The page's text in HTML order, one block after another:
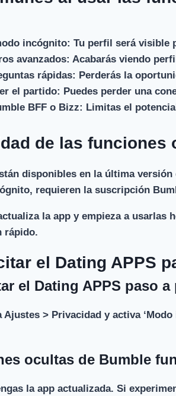
incógnito: Tu perfil será visible
avanzados: Acabarás viendo
rápidas: Perderás la
el partido: Puedes perder una
BFF o Bizz: Limitas el
de las funciones
disponibles en la última
requieren la suscripción
la app y empieza a usarlas
rápido.
el Dating APPS
el Dating APPS paso a
Ajustes > Privacidad y activa
ocultas de Bumble
la app actualizada. Si